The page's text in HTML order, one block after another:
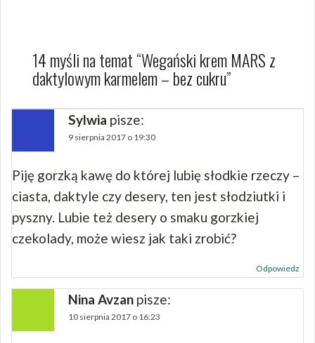
14 myśli na temat “Wegański krem MARS z
daktylowym karmelem – bez cukru”
Sylwia pisze:
9 sierpnia 2017 o 19:30
Piję gorzką kawę do której lubię słodkie rzeczy –
ciasta, daktyle czy desery, ten jest słodziutki i
pyszny. Lubie też desery o smaku gorzkiej
czekolady, może wiesz jak taki zrobić?
Odpowiedz
Nina Avzan pisze:
10 sierpnia 2017 o 16:23